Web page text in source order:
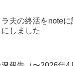
ラ夫の終活をnote
にしました